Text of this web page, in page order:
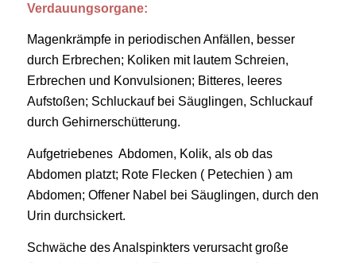
Verdauungsorgane:
Magenkrämpfe in periodischen Anfällen, besser
durch Erbrechen; Koliken mit lautem Schreien,
Erbrechen und Konvulsionen; Bitteres, leeres
Aufstoßen; Schluckauf bei Säuglingen, Schluckauf
durch Gehirnerschütterung.
Aufgetriebenes Abdomen, Kolik, als ob das
Abdomen platzt; Rote Flecken ( Petechien ) am
Abdomen; Offener Nabel bei Säuglingen, durch den
Urin durchsickert.
Schwäche des Analspinkters verursacht große